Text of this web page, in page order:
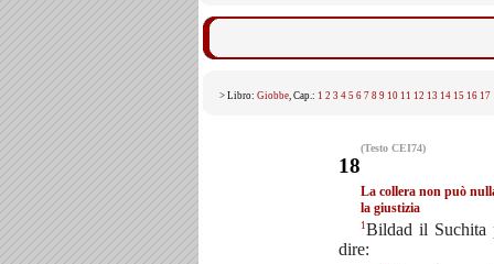
> Libro: Giobbe, Cap.: 1 2 3 4 5 6 7 8 9 10 11 12 13 14 15 16 17
(Testo CEI74)
18
La collera non può
la giustizia
1Bildad il Suchita
dire: